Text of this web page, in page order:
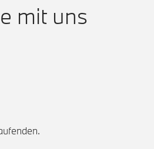
mit uns